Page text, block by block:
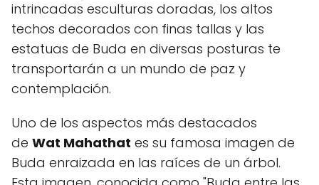
intrincadas esculturas doradas, los altos
techos decorados con finas tallas y las
estatuas de Buda en diversas posturas te
transportarán a un mundo de paz y
contemplación.
Uno de los aspectos más destacados
de Wat Mahathat es su famosa imagen de
Buda enraizada en las raíces de un árbol.